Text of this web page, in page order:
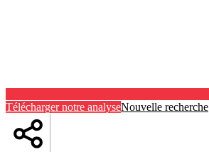
Télécharger notre analyseNouvelle recherche